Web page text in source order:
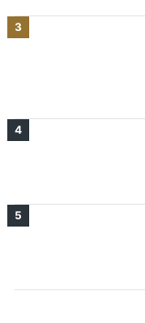
3
4
5